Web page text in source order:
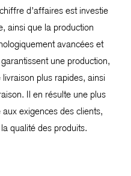
d’affaires est investie
ainsi que la production
avancées et
une production,
plus rapides, ainsi
Il en résulte une plus
exigences des clients,
qualité des produits.